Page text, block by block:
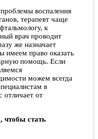
воспаления
терапевт чаще
к
врач проводит
же назначает
имеем право оказать
помощь. Если
можем всегда
в
от
стать